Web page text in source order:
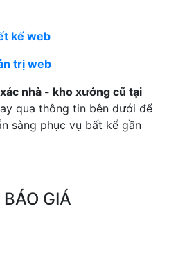
kế web
trị web
nhà - kho xưởng cũ tại
qua thông tin bên dưới để
sàng phục vụ bất kể gần
GIÁ